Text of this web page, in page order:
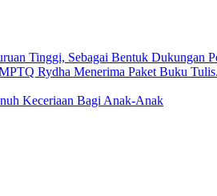
Tinggi, Sebagai Bentuk Dukungan
Rydha Menerima Paket Buku Tulis.
Keceriaan Bagi Anak-Anak